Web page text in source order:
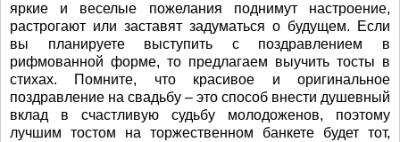
яркие и веселые пожелания поднимут настроение,
растрогают или заставят задуматься о будущем. Если
вы планируете выступить с поздравлением в
рифмованной форме, то предлагаем выучить тосты в
стихах. Помните, что красивое и оригинальное
поздравление на свадьбу – это способ внести душевный
вклад в счастливую судьбу молодоженов, поэтому
лучшим тостом на торжественном банкете будет тот,